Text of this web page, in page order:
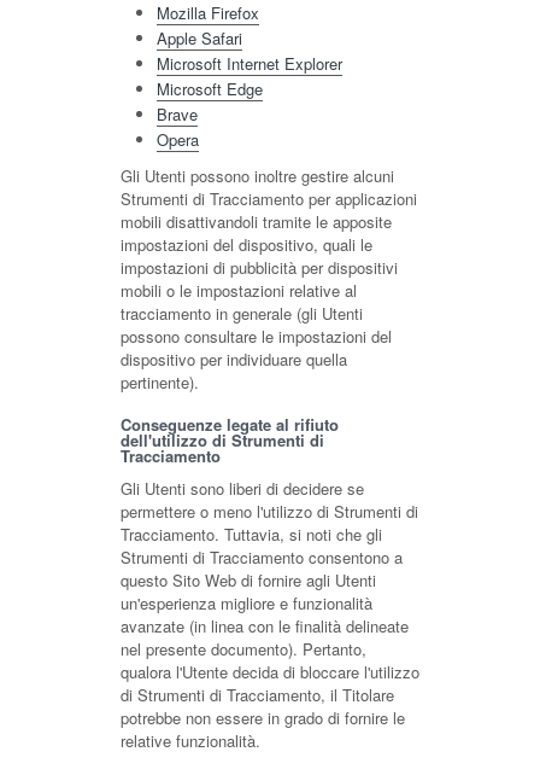
Mozilla Firefox
Apple Safari
Microsoft Internet Explorer
Microsoft Edge
Brave
Opera
Gli Utenti possono inoltre gestire alcuni
Strumenti di Tracciamento per applicazioni
mobili disattivandoli tramite le apposite
impostazioni del dispositivo, quali le
impostazioni di pubblicità per dispositivi
mobili o le impostazioni relative al
tracciamento in generale (gli Utenti
possono consultare le impostazioni del
dispositivo per individuare quella
pertinente).
Conseguenze legate al rifiuto
dell'utilizzo di Strumenti di
Tracciamento
Gli Utenti sono liberi di decidere se
permettere o meno l'utilizzo di Strumenti di
Tracciamento. Tuttavia, si noti che gli
Strumenti di Tracciamento consentono a
questo Sito Web di fornire agli Utenti
un'esperienza migliore e funzionalità
avanzate (in linea con le finalità delineate
nel presente documento). Pertanto,
qualora l'Utente decida di bloccare l'utilizzo
di Strumenti di Tracciamento, il Titolare
potrebbe non essere in grado di fornire le
relative funzionalità.